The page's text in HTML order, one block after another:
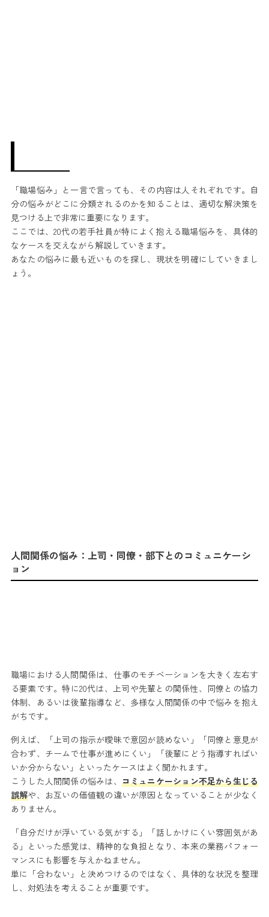
「職場悩み」と一言で言っても、その内容は人それぞれです。自
分の悩みがどこに分類されるのかを知ることは、適切な解決策を
見つける上で非常に重要になります。
ここでは、20代の若手社員が特によく抱える職場悩みを、具体的
なケースを交えながら解説していきます。
あなたの悩みに最も近いものを探し、現状を明確にしていきまし
ょう。
人間関係の悩み：上司・同僚・部下とのコミュニケーシ
ョン
職場における人間関係は、仕事のモチベーションを大きく左右す
る要素です。特に20代は、上司や先輩との関係性、同僚との協力
体制、あるいは後輩指導など、多様な人間関係の中で悩みを抱え
がちです。
例えば、「上司の指示が曖昧で意図が読めない」「同僚と意見が
合わず、チームで仕事が進めにくい」「後輩にどう指導すればい
いか分からない」といったケースはよく聞かれます。
こうした人間関係の悩みは、 コミュニケーション不足から生じる
誤解や、お互いの価値観の違いが原因となっていることが少なく
ありません。
「自分だけが浮いている気がする」「話しかけにくい雰囲気があ
る」といった感覚は、精神的な負担となり、本来の業務パフォー
マンスにも影響を与えかねません。
単に「合わない」と決めつけるのではなく、具体的な状況を整理
し、対処法を考えることが重要です。